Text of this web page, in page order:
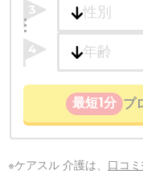
3
4
最短1分 プ
※ケアスル 介護は、 口コ